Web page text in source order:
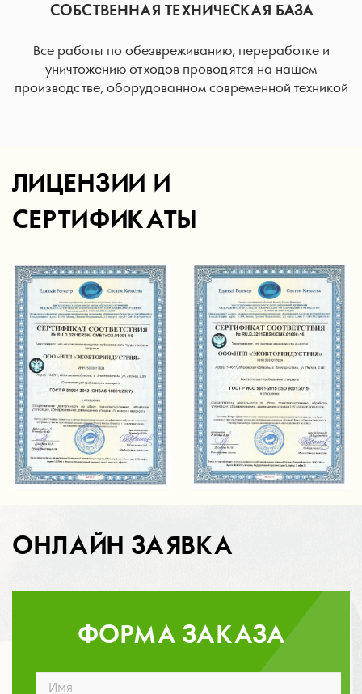
СОБСТВЕННАЯ ТЕХНИЧЕСКАЯ БАЗА
Все работы по обезвреживанию, переработке и
уничтожению отходов проводятся на нашем
производстве, оборудованном современной техникой
ЛИЦЕНЗИИ И
СЕРТИФИКАТЫ
ОНЛАЙН ЗАЯВКА
ФОРМА ЗАКАЗА